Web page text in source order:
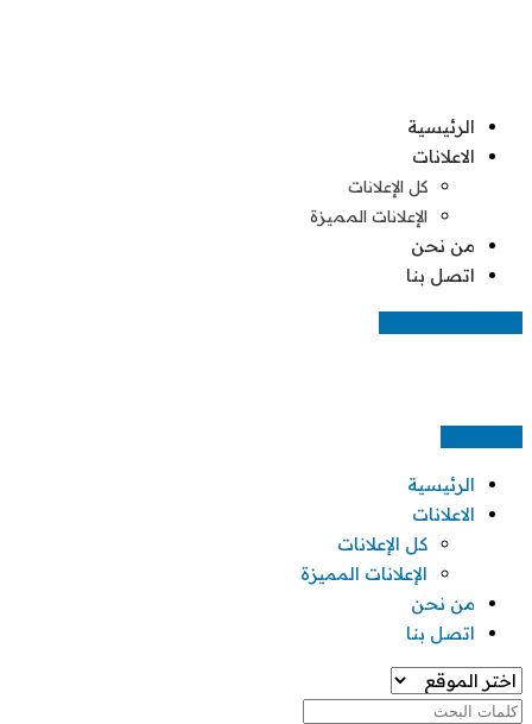
الرئيسية
الاعلانات
كل الإعلانات
الإعلانات المميزة
من نحن
اتصل بنا
الرئيسية
الاعلانات
كل الإعلانات
الإعلانات المميزة
من نحن
اتصل بنا